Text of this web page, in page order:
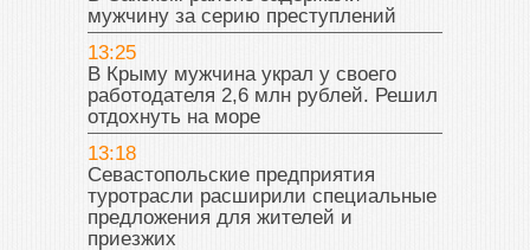
мужчину за серию преступлений
13:25
В Крыму мужчина украл у своего
работодателя 2,6 млн рублей. Решил
отдохнуть на море
13:18
Севастопольские предприятия
туротрасли расширили специальные
предложения для жителей и
приезжих